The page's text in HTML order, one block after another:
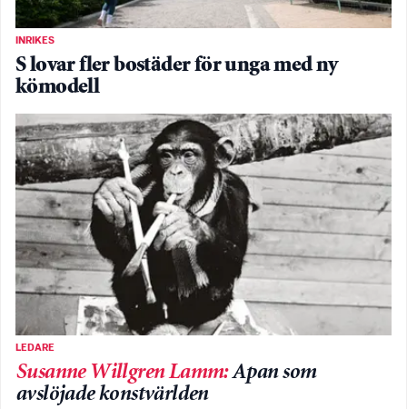
INRIKES
S lovar fler bostäder för unga med ny
kömodell
LEDARE
Susanne Willgren Lamm:Apan som
avslöjade konstvärlden